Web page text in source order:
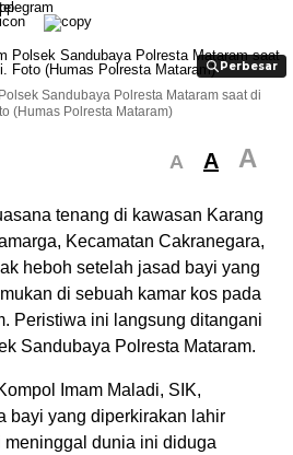
Perbesar
Perbesar
Sandubaya Polresta Mataram saat di
(Humas Polresta Mataram)
A A A
tenang di kawasan Karang
Kecamatan Cakranegara,
heboh setelah jasad bayi yang
di sebuah kamar kos pada
Peristiwa ini langsung ditangani
Sandubaya Polresta Mataram.
Imam Maladi, SIK,
bayi yang diperkirakan lahir
meninggal dunia ini diduga